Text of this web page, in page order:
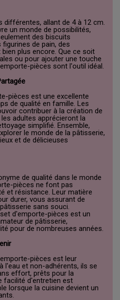
différentes, allant de 4 à 12 cm.
un monde de possibilités,
des biscuits
de pain, des
plus encore. Que ce soit
ou pour ajouter une touche
pièces sont l'outil idéal.
pièces est une excellente
de qualité en famille. Les
contribuer à la création de
adultes apprécieront la
simplifié. Ensemble,
le monde de la pâtisserie,
et de délicieuses
de qualité dans le monde
pièces ne font pas
et résistance. Leur matière
durer, vous assurant de
sans souci.
d'emporte-pièces est un
de pâtisserie,
pour de nombreuses années.
pièces est leur
l'eau et non-adhérents, ils se
effort, prêts pour la
facilité d'entretien est
lorsque la cuisine devient un